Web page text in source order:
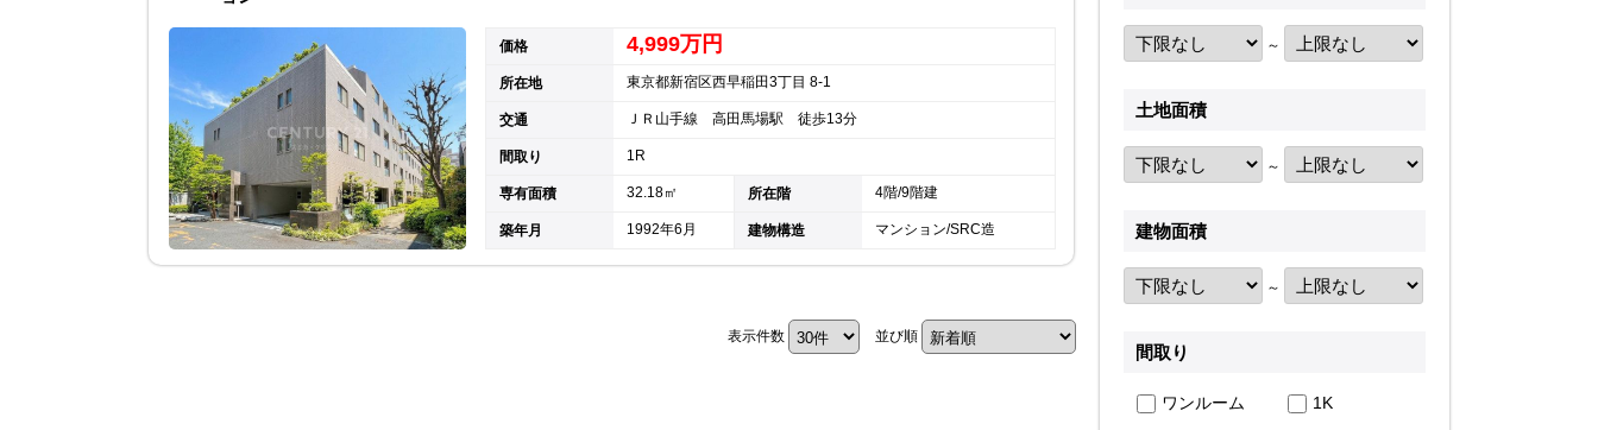
価格 4,999万円
所在地 東京都新宿区西早稲田3丁目 8-1
交通 ＪＲ山手線 高田馬場駅 徒歩13分
間取り 1R
専有面積 32.18㎡ 所在階 4階/9階建
築年月 1992年6月 建物構造 マンション/SRC造
表示件数 並び順
～
土地面積
～
建物面積
～
間取り
ワンルーム
1K